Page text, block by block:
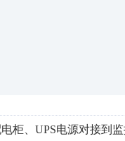
柜、UPS电源对接到